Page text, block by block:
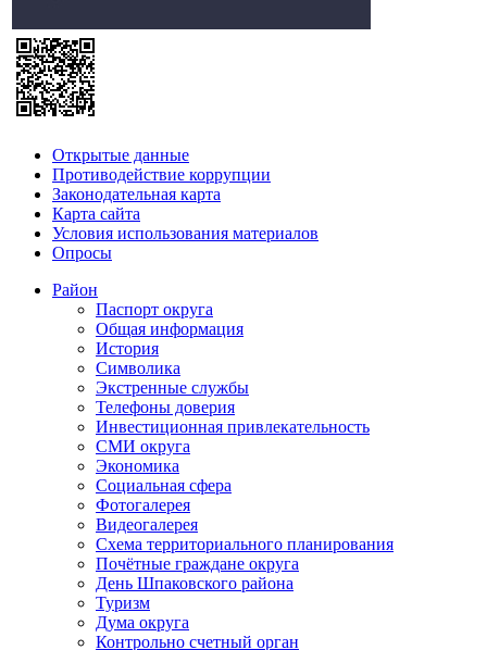
Открытые данные
Противодействие коррупции
Законодательная карта
Карта сайта
Условия использования материалов
Опросы
Район
Паспорт округа
Общая информация
История
Символика
Экстренные службы
Телефоны доверия
Инвестиционная привлекательность
СМИ округа
Экономика
Социальная сфера
Фотогалерея
Видеогалерея
Схема территориального планирования
Почётные граждане округа
День Шпаковского района
Туризм
Дума округа
Контрольно счетный орган